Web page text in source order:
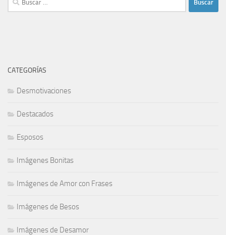
CATEGORÍAS
Desmotivaciones
Destacados
Esposos
Imágenes Bonitas
Imágenes de Amor con Frases
Imágenes de Besos
Imágenes de Desamor